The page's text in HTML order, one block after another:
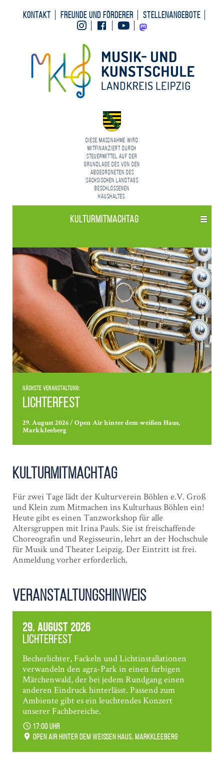
Kontakt Freunde und Förderer
Stellenangebote
InstagramFacebookYoutubeMastodon
Diese Maßnahme wird
mitfinanziert durch
Steuermittel auf der
Grundlage des von den
Abgeordneten des
Sächsischen Landtags
beschlossenen
Haushaltes.
Kultur­Mitmach­Tag
Nächste Veranstaltung:
Lichterfest
29. August 2026 / Open Air hinter dem weißen Haus,
Markkleeberg
Kultur­Mitmach­Tag
Für zwei Tage lädt der Kulturverein Böhlen e.V. Groß
und Klein zum Mitmachen ins Kulturhaus Böhlen ein!
Heute gibt es einen Tanzworkshop für alle
Altersgruppen mit Irina Pauls. Sie ist freischaffende
Choreografin und Regisseurin, lehrt an der Hochschule
für Musik und Theater Leipzig. Der Eintritt ist frei.
Anmeldung vorher erforderlich.
Veranstaltungshinweis
29. August 2026
Lichterfest
Becherlichter, Fackeln und Lichtinstallationen
verwandeln den agra-Park in einen farbigen
Märchenwald, der bei jedem Rundgang einen
anderen Eindruck hinterlässt. Passend zum
Ambiente gibt es ein leuchtendes Konzert
unserer Fachbereiche.
17:00 Uhr
Open Air hinter dem weißen Haus, Markkleeberg